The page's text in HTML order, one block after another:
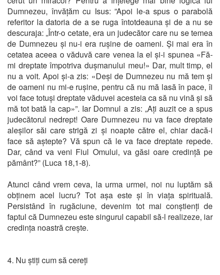
Dumnezeu, învățăm cu Isus: ”Apoi le-a spus o parabolă
referitor la datoria de a se ruga întotdeauna și de a nu se
descuraja: „Într-o cetate, era un judecător care nu se temea
de Dumnezeu și nu-i era rușine de oameni. Și mai era în
cetatea aceea o văduvă care venea la el și-i spunea «Fă-
mi dreptate împotriva dușmanului meu!» Dar, mult timp, el
nu a voit. Apoi și-a zis: «Deși de Dumnezeu nu mă tem și
de oameni nu mi-e rușine, pentru că nu mă lasă în pace, îi
voi face totuși dreptate văduvei acesteia ca să nu vină și să
mă tot bată la cap»”. Iar Domnul a zis: „Ați auzit ce a spus
judecătorul nedrept! Oare Dumnezeu nu va face dreptate
aleșilor săi care strigă zi și noapte către el, chiar dacă-i
face să aștepte? Vă spun că le va face dreptate repede.
Dar, când va veni Fiul Omului, va găsi oare credință pe
pământ?” (Luca 18,1-8).
Atunci când vrem ceva, la urma urmei, noi nu luptăm să
obținem acel lucru? Tot așa este și în viața spirituală.
Persistând în rugăciune, devenim tot mai conștienți de
faptul că Dumnezeu este singurul capabil să-l realizeze, iar
credința noastră crește.
4. Nu știți cum să cereți